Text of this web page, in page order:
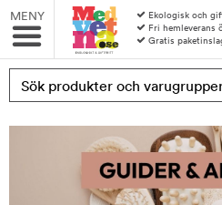
MENY
Ekologisk och
Fri hemleverans
Gratis
Produkten har blivit